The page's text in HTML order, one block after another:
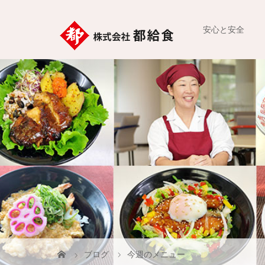
安心と安全
ブログ 今週のメニュー